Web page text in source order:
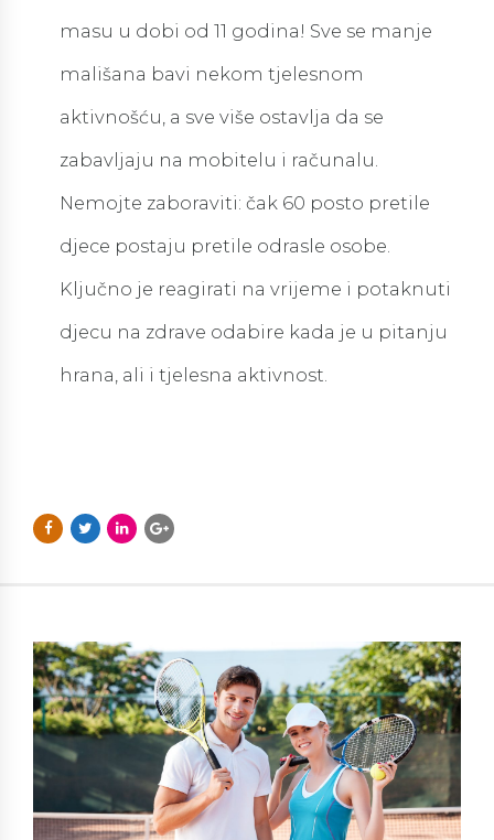
masu u dobi od 11 godina! Sve se manje
mališana bavi nekom tjelesnom
aktivnošću, a sve više ostavlja da se
zabavljaju na mobitelu i računalu.
Nemojte zaboraviti: čak 60 posto pretile
djece postaju pretile odrasle osobe.
Ključno je reagirati na vrijeme i potaknuti
djecu na zdrave odabire kada je u pitanju
hrana, ali i tjelesna aktivnost.